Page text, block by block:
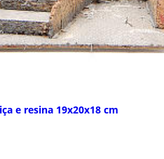
e resina 19x20x18 cm